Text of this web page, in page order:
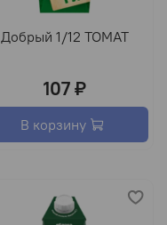
Добрый 1/12 ТОМАТ
107 ₽
В корзину